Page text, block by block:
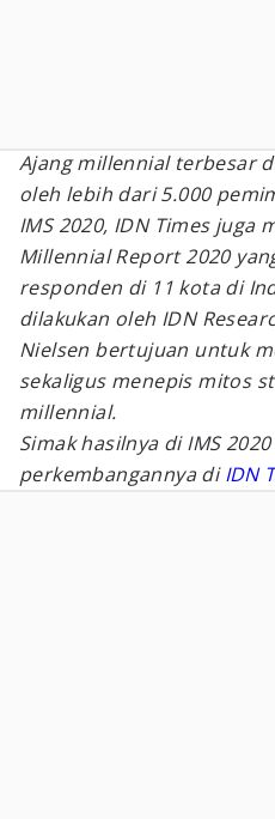
Ajang millennial terbesar
oleh lebih dari 5.000
IMS 2020, IDN Times juga
Millennial Report 2020
responden di 11 kota di
dilakukan oleh IDN
Nielsen bertujuan untuk
sekaligus menepis mitos
millennial.
Simak hasilnya di IMS
perkembangannya diIDN